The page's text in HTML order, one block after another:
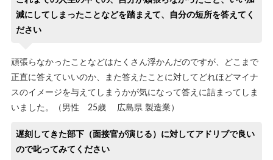
減にしてしまったことなどを踏まえて、自分の短所を答えてく
ださい
頑張らなかったことなどはたくさん浮かんだのですが、どこまで
正直に答えていいのか、また答えたことに対してどれほどマイナ
スのイメージを与えてしまうかが気になって答えに詰まってしま
いました。（男性 25歳 広島県 製造業）
遅刻してきた部下（面接官が演じる）に対してアドリブで良い
ので叱ってみてください